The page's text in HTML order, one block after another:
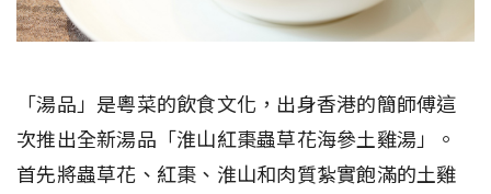
「湯品」是粵菜的飲食文化，出身香港的簡師傅這
次推出全新湯品「淮山紅棗蟲草花海參土雞湯」。
首先將蟲草花、紅棗、淮山和肉質紮實飽滿的土雞